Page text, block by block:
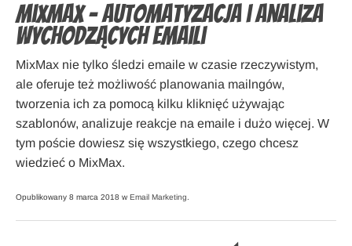
MixMax – automatyzacja i analiza
wychodzących emaili
MixMax nie tylko śledzi emaile w czasie rzeczywistym,
ale oferuje też możliwość planowania mailngów,
tworzenia ich za pomocą kilku kliknięć używając
szablonów, analizuje reakcje na emaile i dużo więcej. W
tym poście dowiesz się wszystkiego, czego chcesz
wiedzieć o MixMax.
Opublikowany 8 marca 2018 w Email Marketing